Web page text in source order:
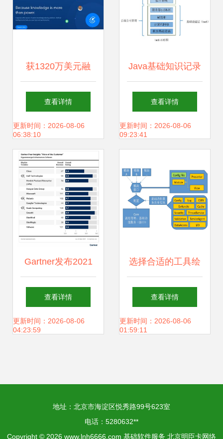
获1320万美元融
资，AI搜索服务商
更名为Capacity并
拿下品牌域名，基
础软件服务赛道悄
然升温
查看详情
更新时间：2026-08-06
06:38:10
Java基础知识记录
（不更新篇） 从基
础软件服务谈起
查看详情
更新时间：2026-08-06
09:23:41
Gartner发布2021
超融合基础架构软
件客户之选 三中国
查看详情
更新时间：2026-08-06
04:23:59
选择合适的工具绘
制基础软件服务架
构设计图 优化技术
查看详情
更新时间：2026-08-06
01:59:11
地址：北京市海淀区悦秀路99号623室
电话：5280632**
Copyright © 2026 www.lnh6666.com 基础软件服务 北京明臣卡网络